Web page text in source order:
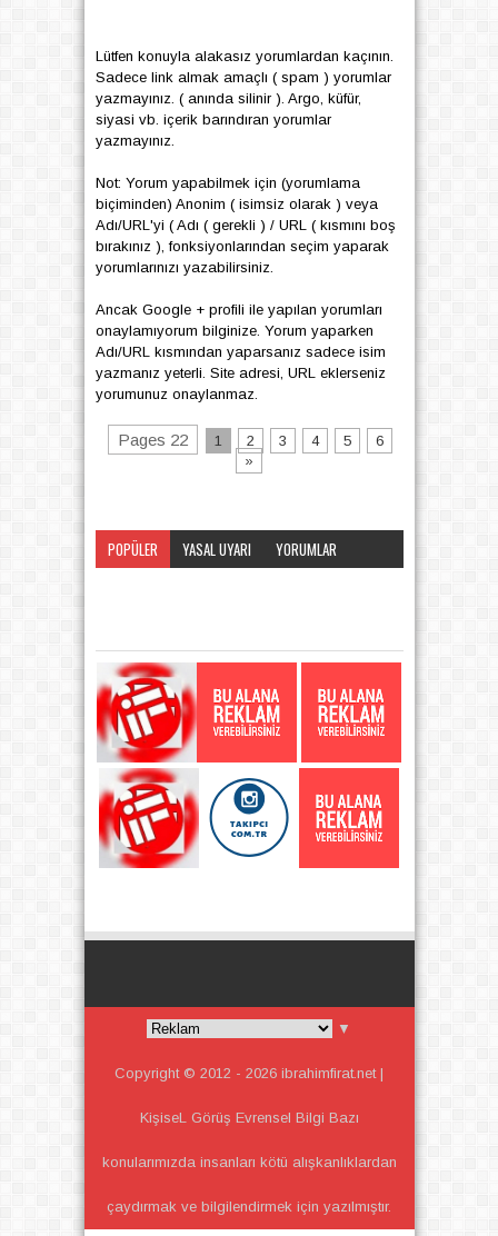
Lütfen konuyla alakasız yorumlardan kaçının.
Sadece link almak amaçlı ( spam ) yorumlar
yazmayınız. ( anında silinir ). Argo, küfür,
siyasi vb. içerik barındıran yorumlar
yazmayınız.
Not: Yorum yapabilmek için (yorumlama
biçiminden) Anonim ( isimsiz olarak ) veya
Adı/URL'yi ( Adı ( gerekli ) / URL ( kısmını boş
bırakınız ), fonksiyonlarından seçim yaparak
yorumlarınızı yazabilirsiniz.
Ancak Google + profili ile yapılan yorumları
onaylamıyorum bilginize. Yorum yaparken
Adı/URL kısmından yaparsanız sadece isim
yazmanız yeterli. Site adresi, URL eklerseniz
yorumunuz onaylanmaz.
Pages 22 1 2 3 4 5
6
»
POPÜLER YASAL UYARI
YORUMLAR
▼
Copyright © 2012 - 2026 ibrahimfirat.net |
KişiseL Görüş Evrensel Bilgi Bazı
konularımızda insanları kötü alışkanlıklardan
çaydırmak ve bilgilendirmek için yazılmıştır.